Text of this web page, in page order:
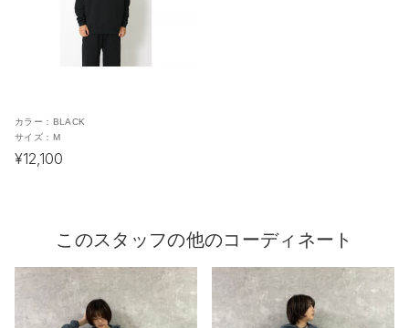
カラー： BLACK
サイズ： M
¥12,100
このスタッフの他のコーディネート